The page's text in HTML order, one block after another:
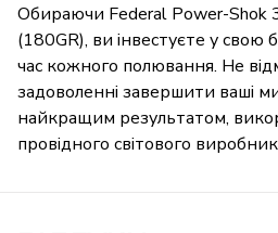
Обираючи Federal Power-Shok
(180GR), ви інвестуєте у свою
час кожного полювання. Не
задоволенні завершити ваші
найкращим результатом,
провідного світового